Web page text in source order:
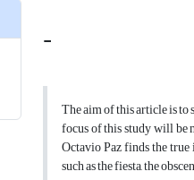
-
The aim of this article is to
focus of this study will be
Octavio Paz finds the
such as the fiesta, the